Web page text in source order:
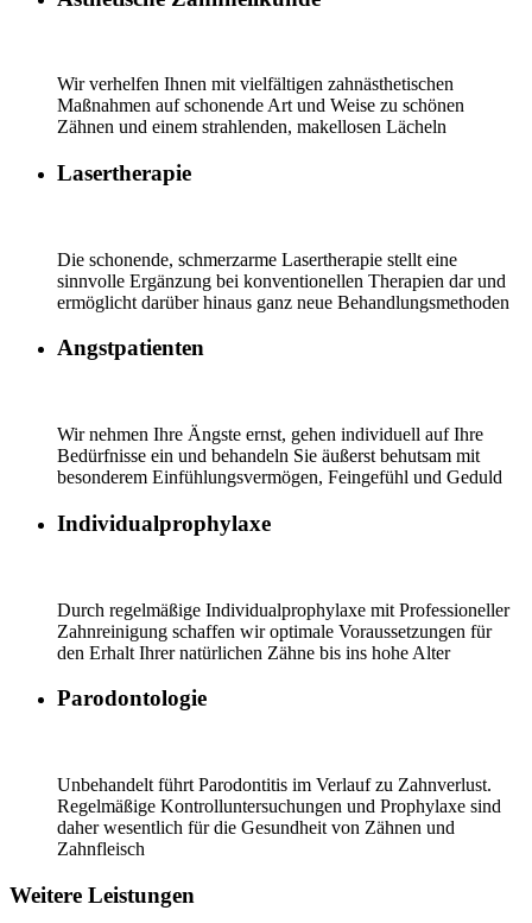
Wir verhelfen Ihnen mit vielfältigen zahnästhetischen
Maßnahmen auf schonende Art und Weise zu schönen
Zähnen und einem strahlenden, makellosen Lächeln
Lasertherapie
Die schonende, schmerzarme Lasertherapie stellt eine
sinnvolle Ergänzung bei konventionellen Therapien dar und
ermöglicht darüber hinaus ganz neue Behandlungsmethoden
Angstpatienten
Wir nehmen Ihre Ängste ernst, gehen individuell auf Ihre
Bedürfnisse ein und behandeln Sie äußerst behutsam mit
besonderem Einfühlungsvermögen, Feingefühl und Geduld
Individualprophylaxe
Durch regelmäßige Individualprophylaxe mit Professioneller
Zahnreinigung schaffen wir optimale Voraussetzungen für
den Erhalt Ihrer natürlichen Zähne bis ins hohe Alter
Parodontologie
Unbehandelt führt Parodontitis im Verlauf zu Zahnverlust.
Regelmäßige Kon­troll­un­ter­su­chun­gen und Prophylaxe sind
daher wesentlich für die Gesundheit von Zähnen und
Zahnfleisch
Weitere Leistungen